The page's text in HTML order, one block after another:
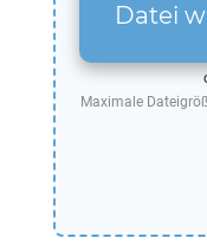
Datei
Maximale